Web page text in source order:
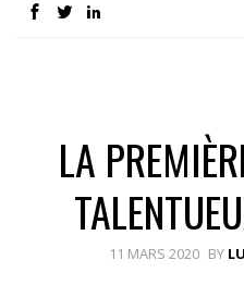
LA
11 MARS 2020 BY